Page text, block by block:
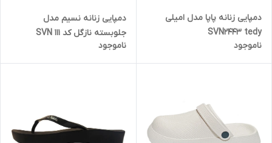
دمپایی زنانه پاپا مدل امیلی
SVN2443 tedy
ناموجود
دمپایی زنانه نسیم مدل
جلوبسته نازگل کد SVN 111
ناموجود